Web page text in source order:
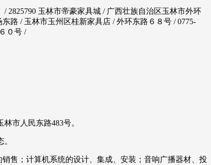
2825790 玉林市帝豪家具城 / 广西壮族自治区玉林市外环
路 / 玉林市玉州区桂新家具店 / 外环东路６８号 / 0775-
０号 /
市人民东路483号。
售；计算机系统的设计、集成、安装；音响广播器材、投